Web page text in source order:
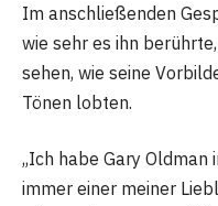
Im anschließenden
wie sehr es ihn
sehen, wie seine
Tönen lobten.
„Ich habe Gary Oldman
immer einer meiner